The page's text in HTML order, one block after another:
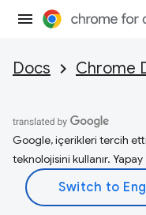
Docs Chrome
Google, içerikleri tercih
teknolojisini kullanır.